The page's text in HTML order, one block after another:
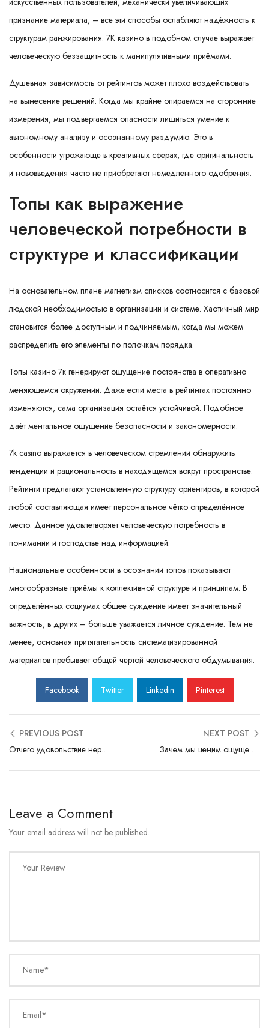
признание материала, – все эти способы ослабляют надёжность к
структурам ранжирования. 7К казино в подобном случае выражает
человеческую беззащитность к манипулятивными приёмами.
Душевная зависимость от рейтингов может плохо воздействовать
на вынесение решений. Когда мы крайне опираемся на сторонние
измерения, мы подвергаемся опасности лишиться умение к
автономному анализу и осознанному раздумию. Это в
особенности угрожающе в креативных сферах, где оригинальность
и нововведения часто не приобретают немедленного одобрения.
Топы как выражение
человеческой потребности в
структуре и классификации
На основательном плане магнетизм списков соотносится с базовой
людской необходимостью в организации и системе. Хаотичный мир
становится более доступным и подчиняемым, когда мы можем
распределить его элементы по полочкам порядка.
Топы казино 7к генерируют ощущение постоянства в оперативно
меняющемся окружении. Даже если места в рейтингах постоянно
изменяются, сама организация остаётся устойчивой. Подобное
даёт ментальное ощущение безопасности и закономерности.
7k casino выражается в человеческом стремлении обнаружить
тенденции и рациональность в находящемся вокруг пространстве.
Рейтинги предлагают установленную структуру ориентиров, в которой
любой составляющая имеет персональное чётко определённое
место. Данное удовлетворяет человеческую потребность в
понимании и господстве над информацией.
Национальные особенности в осознании топов показывают
многообразные приёмы к коллективной структуре и принципам. В
определённых социумах общее суждение имеет значительный
важность, в других – больше уважается личное суждение. Тем не
менее, основная притягательность систематизированной
материалов пребывает общей чертой человеческого обдумывания.
Facebook Twitter Linkedin Pinterest
PREVIOUS POST
Отчего удовольствие нередко сопряжено с неожиданностью
NEXT POST
Зачем мы ценим ощущение победы
Leave a Comment
Your email address will not be published.
Your Review
Name*
Email*